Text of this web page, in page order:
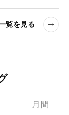
覧を見る
月間